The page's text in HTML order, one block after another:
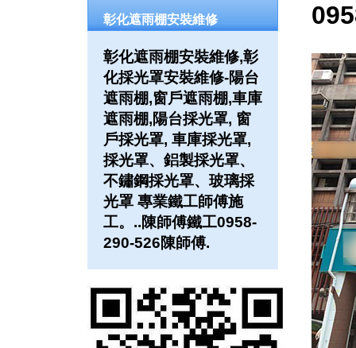
彰化遮雨棚安裝維修
彰化遮雨棚安裝維修,彰
化採光罩安裝維修-陽台
遮雨棚,窗戶遮雨棚,車庫
遮雨棚,陽台採光罩, 窗
戶採光罩, 車庫採光罩,
採光罩、鋁製採光罩、
不鏽鋼採光罩、玻璃採
光罩 專業鐵工師傅施
工。..陳師傅鐵工0958-
290-526陳師傅.